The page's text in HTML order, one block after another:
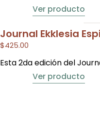
Ver producto
Journal Ekklesia
$425.00
Esta 2da edición del
Ver producto